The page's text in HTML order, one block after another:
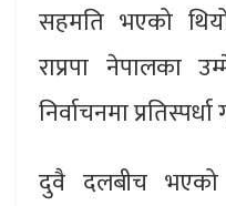
सहमति भएको
राप्रपा नेपालका
निर्वाचनमा
दुवै दलबीच भएको